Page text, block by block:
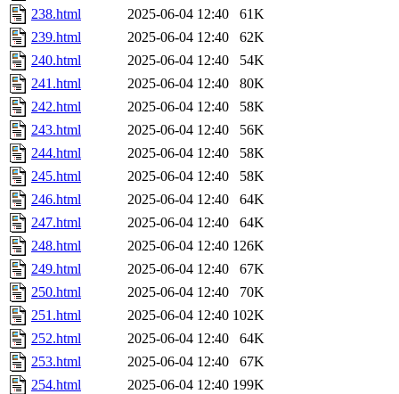
238.html
2025-06-04 12:40
61K
239.html
2025-06-04 12:40
62K
240.html
2025-06-04 12:40
54K
241.html
2025-06-04 12:40
80K
242.html
2025-06-04 12:40
58K
243.html
2025-06-04 12:40
56K
244.html
2025-06-04 12:40
58K
245.html
2025-06-04 12:40
58K
246.html
2025-06-04 12:40
64K
247.html
2025-06-04 12:40
64K
248.html
2025-06-04 12:40 126K
249.html
2025-06-04 12:40
67K
250.html
2025-06-04 12:40
70K
251.html
2025-06-04 12:40 102K
252.html
2025-06-04 12:40
64K
253.html
2025-06-04 12:40
67K
254.html
2025-06-04 12:40 199K